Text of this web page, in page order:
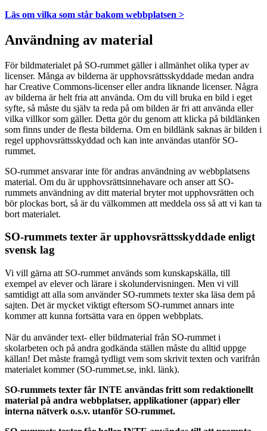
Läs om vilka som står bakom webbplatsen >
Användning av material
För bildmaterialet på SO-rummet gäller i allmänhet olika typer av
licenser. Många av bilderna är upphovsrättsskyddade medan andra
har Creative Commons-licenser eller andra liknande licenser. Några
av bilderna är helt fria att använda. Om du vill bruka en bild i eget
syfte, så måste du själv ta reda på om bilden är fri att använda eller
vilka villkor som gäller. Detta gör du genom att klicka på bildlänken
som finns under de flesta bilderna. Om en bildlänk saknas är bilden i
regel upphovsrättsskyddad och kan inte användas utanför SO-
rummet.
SO-rummet ansvarar inte för andras användning av webbplatsens
material. Om du är upphovsrättsinnehavare och anser att SO-
rummets användning av ditt material bryter mot upphovsrätten och
bör plockas bort, så är du välkommen att meddela oss så att vi kan ta
bort materialet.
SO-rummets texter är upphovsrättsskyddade enligt
svensk lag
Vi vill gärna att SO-rummet används som kunskapskälla, till
exempel av elever och lärare i skolundervisningen. Men vi vill
samtidigt att alla som använder SO-rummets texter ska läsa dem på
sajten. Det är mycket viktigt eftersom SO-rummet annars inte
kommer att kunna fortsätta vara en öppen webbplats.
När du använder text- eller bildmaterial från SO-rummet i
skolarbeten och på andra godkända ställen måste du alltid uppge
källan! Det måste framgå tydligt vem som skrivit texten och varifrån
materialet kommer (SO-rummet.se, inkl. länk).
SO-rummets texter får INTE användas fritt som redaktionellt
material på andra webbplatser, applikationer (appar) eller
interna nätverk o.s.v. utanför SO-rummet.